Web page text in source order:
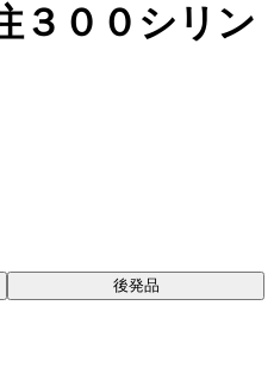
３００シリン
後発品